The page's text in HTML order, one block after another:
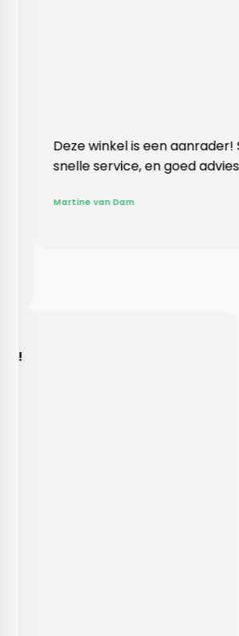
is een aanrader! Supergoede en
en goed advies.
Behulpzaam!